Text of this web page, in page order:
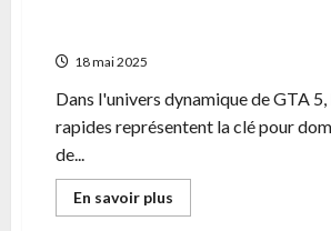
18 mai 2025
Dans l'univers dynamique de GTA 5,
rapides représentent la clé pour
de...
En savoir plus
savoir